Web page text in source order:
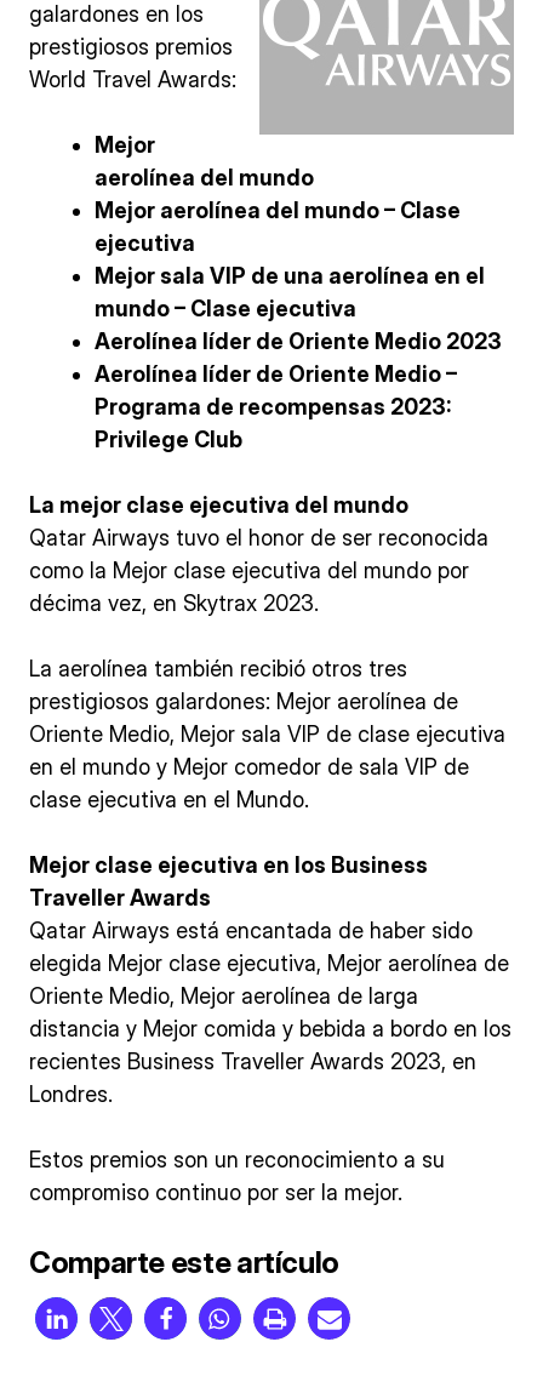
galardones en los
prestigiosos premios
World Travel Awards:
Mejor
aerolínea del mundo
Mejor aerolínea del mundo – Clase
ejecutiva
Mejor sala VIP de una aerolínea en el
mundo – Clase ejecutiva
Aerolínea líder de Oriente Medio 2023
Aerolínea líder de Oriente Medio –
Programa de recompensas 2023:
Privilege Club
La mejor clase ejecutiva del mundo
Qatar Airways tuvo el honor de ser reconocida
como la Mejor clase ejecutiva del mundo por
décima vez, en Skytrax 2023.
La aerolínea también recibió otros tres
prestigiosos galardones: Mejor aerolínea de
Oriente Medio, Mejor sala VIP de clase ejecutiva
en el mundo y Mejor comedor de sala VIP de
clase ejecutiva en el Mundo.
Mejor clase ejecutiva en los Business
Traveller Awards
Qatar Airways está encantada de haber sido
elegida Mejor clase ejecutiva, Mejor aerolínea de
Oriente Medio, Mejor aerolínea de larga
distancia y Mejor comida y bebida a bordo en los
recientes Business Traveller Awards 2023, en
Londres.
Estos premios son un reconocimiento a su
compromiso continuo por ser la mejor.
Comparte este artículo